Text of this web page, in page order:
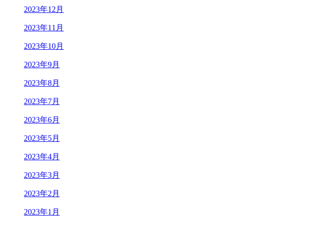
2023年12月
2023年11月
2023年10月
2023年9月
2023年8月
2023年7月
2023年6月
2023年5月
2023年4月
2023年3月
2023年2月
2023年1月